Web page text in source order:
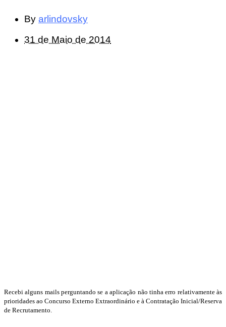
By arlindovsky
31 de Maio de 2014
Recebi alguns mails perguntando se a aplicação não tinha erro relativamente às
prioridades ao Concurso Externo Extraordinário e à Contratação Inicial/Reserva
de Recrutamento.